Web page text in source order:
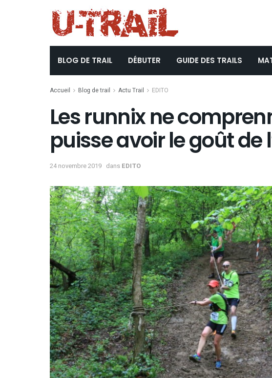
BLOG DE TRAIL DÉBUTER GUIDE DES TRAILS
Accueil Blog de trail Actu Trail EDITO
Les runnix ne
puisse avoir le goût de
24 novembre 2019 dans EDITO